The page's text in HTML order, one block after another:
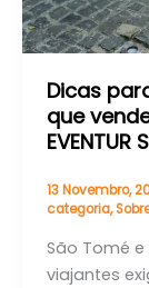
Dicas
que
EVENTUR
13 Novembro,
categoria,
São Tomé
viajantes